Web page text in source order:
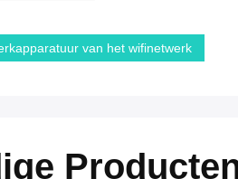
van het wifinetwerk